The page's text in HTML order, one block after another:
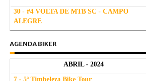
30 - #4 VOLTA DE MTB SC - CAMPO
ALEGRE
AGENDA BIKER
ABRIL - 2024
7 - 5ª Timbeleza Bike Tour